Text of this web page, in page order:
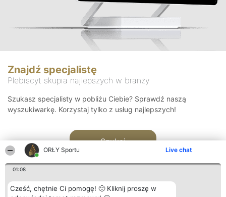
ORŁY Sportu Live chat
01:08
Cześć, chętnie Ci pomogę! 🙂 Kliknij proszę w
Znajdź specjalistę
Plebiscyt skupia najlepszych w branży
Szukasz specjalisty w pobliżu Ciebie? Sprawdź naszą
wyszukiwarkę. Korzystaj tylko z usług najlepszych!
Szukaj